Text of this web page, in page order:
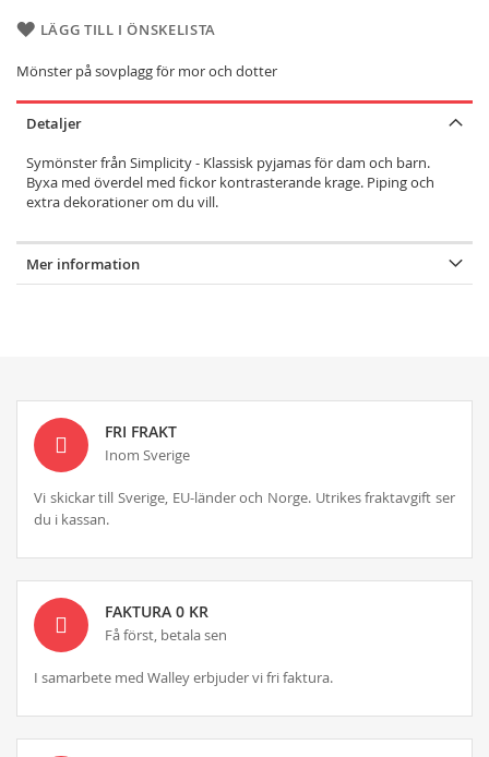
LÄGG TILL I ÖNSKELISTA
Mönster på sovplagg för mor och dotter
Detaljer
Symönster från Simplicity - Klassisk pyjamas för dam och barn.
Byxa med överdel med fickor kontrasterande krage. Piping och
extra dekorationer om du vill.
Mer information
FRI FRAKT
Inom Sverige
Vi skickar till Sverige, EU-länder och Norge. Utrikes fraktavgift ser
du i kassan.
FAKTURA 0 KR
Få först, betala sen
I samarbete med Walley erbjuder vi fri faktura.